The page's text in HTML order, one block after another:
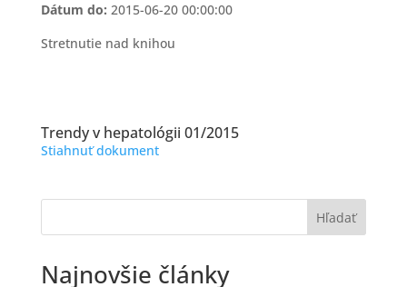
Dátum do: 2015-06-20 00:00:00
Stretnutie nad knihou
Trendy v hepatológii 01/2015
Stiahnuť dokument
Hľadať
Najnovšie články